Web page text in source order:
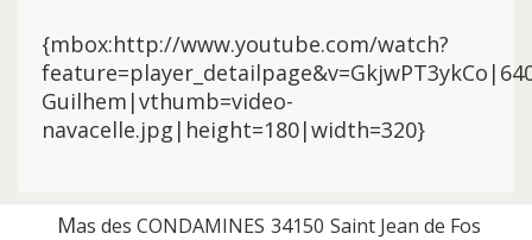
{mbox:http://www.youtube.com/watch?
Guilhem|vthumb=video-
navacelle.jpg|height=180|width=320}
Mas des CONDAMINES 34150 Saint Jean de Fos